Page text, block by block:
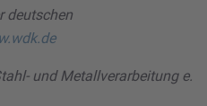
deutschen
und Metallverarbeitung e.